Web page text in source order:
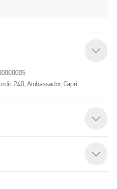
240, Ambassador, Capri